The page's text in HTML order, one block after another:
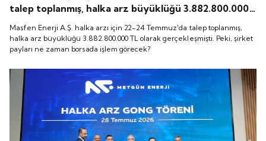
talep toplanmış, halka arz büyüklüğü 3.882.800.000
TL olarak gerçekleşmişti. Peki, şirket payları ne
zaman borsada işlem görecek?
Masfen Enerji A.Ş. halka arzı için 22-24 Temmuz'da talep toplanmış,
halka arz büyüklüğü 3.882.800.000 TL olarak gerçekleşmişti. Peki, şirket
payları ne zaman borsada işlem görecek?